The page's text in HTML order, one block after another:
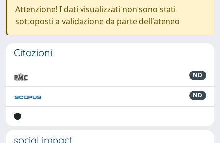
Attenzione! I dati visualizzati non sono stati
sottoposti a validazione da parte dell'ateneo
Citazioni
ND
ND
social impact